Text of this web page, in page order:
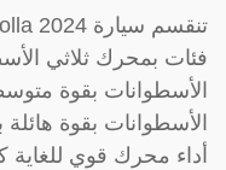
فئات بمحرك ثلاثي
الأسطوانات بقوة
الأسطوانات بقوة هائلة
أداء محرك قوي